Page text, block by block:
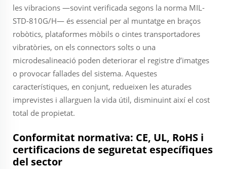
les vibracions —sovint verificada segons la norma MIL-
STD-810G/H— és essencial per al muntatge en braços
robòtics, plataformes mòbils o cintes transportadores
vibratòries, on els connectors solts o una
microdesalineació poden deteriorar el registre d’imatges
o provocar fallades del sistema. Aquestes
característiques, en conjunt, redueixen les aturades
imprevistes i allarguen la vida útil, disminuint així el cost
total de propietat.
Conformitat normativa: CE, UL, RoHS i
certificacions de seguretat específiques
del sector